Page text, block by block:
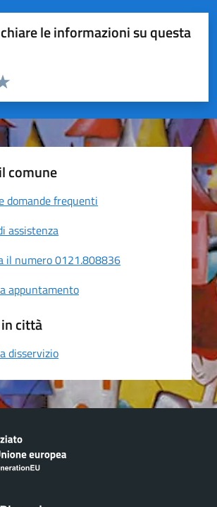
le informazioni su questa
pagina
5 stelle su 5
4 stelle su 5
su 5
su 5
5
comune
domande frequenti
assistenza
il numero 0121.808836
appuntamento
città
disservizio